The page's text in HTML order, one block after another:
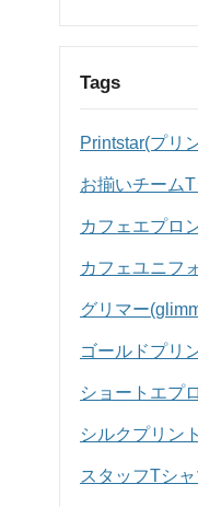
Tags
Printstar(プリ
お揃いチーム
カフェエプロ
カフェユニフ
グリマー
ゴールドプリ
ショートエプ
シルクプリント
スタッフTシ